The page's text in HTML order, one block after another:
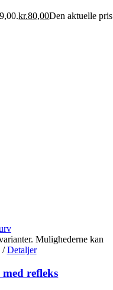
kr.80,00Den aktuelle pris
Mulighederne kan
/ Detaljer
refleks